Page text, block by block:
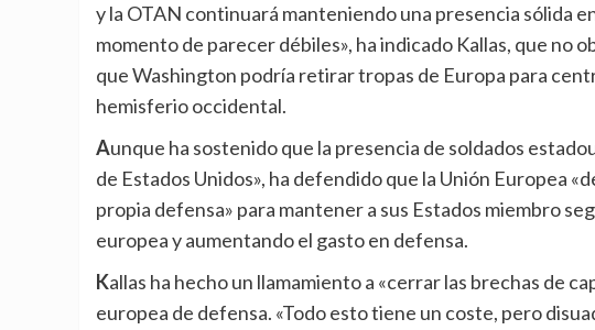
y la OTAN continuará manteniendo una presencia sólida
momento de parecer débiles», ha indicado Kallas, que no
que Washington podría retirar tropas de Europa para
hemisferio occidental.
Aunque ha sostenido que la presencia de soldados estadounidenses en Europa «también es del interés
de Estados Unidos», ha defendido que la Unión Europea
propia defensa» para mantener a sus Estados miembro
europea y aumentando el gasto en defensa.
Kallas ha hecho un llamamiento a «cerrar las brechas de capacidades» de la UE y ampliar la producción
europea de defensa. «Todo esto tiene un coste, pero